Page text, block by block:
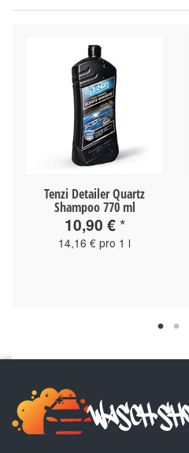
Tenzi Detailer Quartz
Shampoo 770 ml
10,90 €*
14,16 € pro 1 l